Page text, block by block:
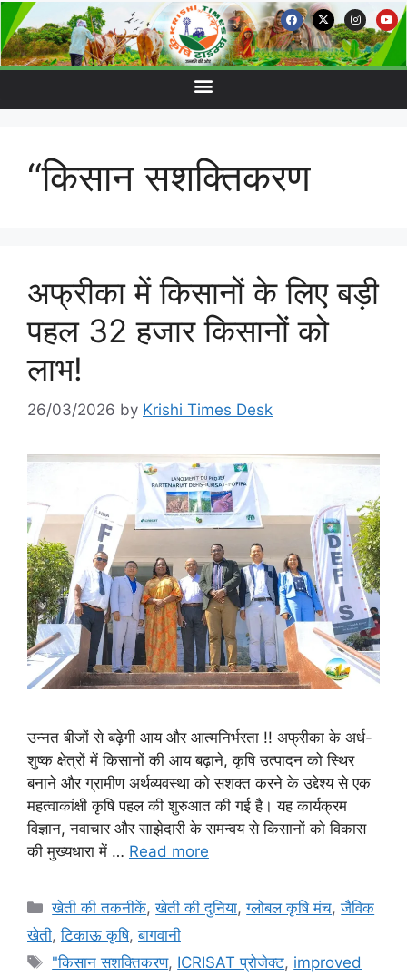
“किसान सशक्तिकरण
अफ्रीका में किसानों के लिए बड़ी
पहल 32 हजार किसानों को
लाभ!
26/03/2026 by Krishi Times Desk
उन्नत बीजों से बढ़ेगी आय और आत्मनिर्भरता !! अफ्रीका के अर्ध-
शुष्क क्षेत्रों में किसानों की आय बढ़ाने, कृषि उत्पादन को स्थिर
बनाने और ग्रामीण अर्थव्यवस्था को सशक्त करने के उद्देश्य से एक
महत्वाकांक्षी कृषि पहल की शुरुआत की गई है। यह कार्यक्रम
विज्ञान, नवाचार और साझेदारी के समन्वय से किसानों को विकास
की मुख्यधारा में … Read more
खेती की तकनीकें,खेती की दुनिया,ग्लोबल कृषि मंच,जैविक
खेती,टिकाऊ कृषि,बागवानी
"किसान सशक्तिकरण, ICRISAT प्रोजेक्ट, improved